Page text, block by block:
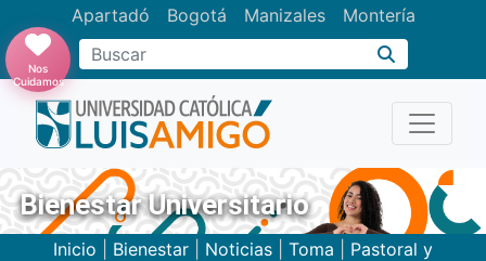
Apartadó Bogotá Manizales Montería
Buscar
Nos
Cuidamos
Bienestar Universitario
Inicio Bienestar Noticias Toma
Pastoral y